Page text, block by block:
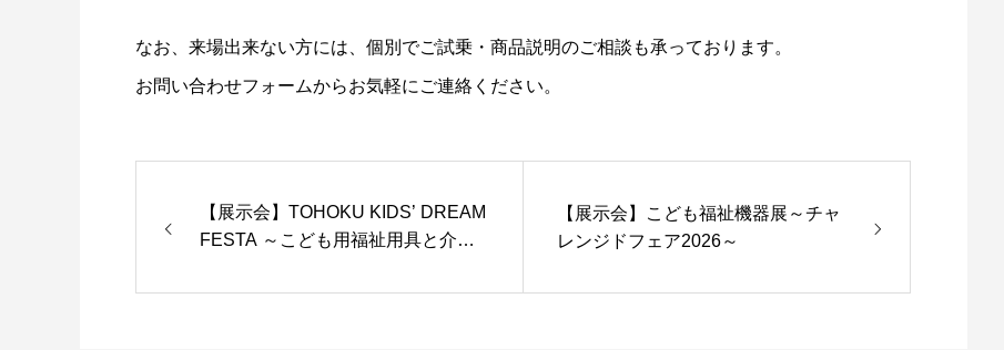
なお、来場出来ない方には、個別でご試乗・商品説明のご相談も承っております。
お問い合わせフォームからお気軽にご連絡ください。
【展示会】TOHOKU KIDS’ DREAM
FESTA ～こども用福祉用具と介護
【展示会】こども福祉機器展～チャ
レンジドフェア2026～
介
った保護者の気持ちに寄り添う、Xパンダシ
ェイプの開発ストーリー